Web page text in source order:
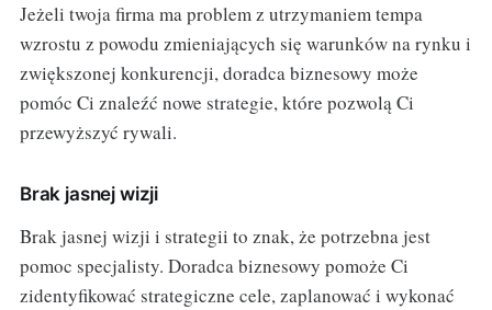
Jeżeli twoja firma ma problem z utrzymaniem tempa
wzrostu z powodu zmieniających się warunków na rynku i
zwiększonej konkurencji, doradca biznesowy może
pomóc Ci znaleźć nowe strategie, które pozwolą Ci
przewyższyć rywali.
Brak jasnej wizji
Brak jasnej wizji i strategii to znak, że potrzebna jest
pomoc specjalisty. Doradca biznesowy pomoże Ci
zidentyfikować strategiczne cele, zaplanować i wykonać